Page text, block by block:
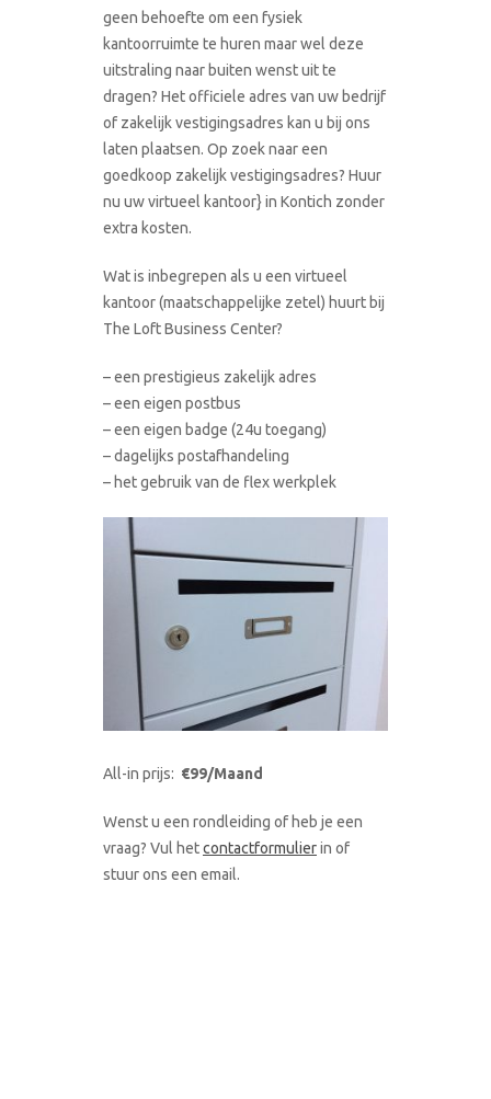
geen behoefte om een fysiek
kantoorruimte te huren maar wel deze
uitstraling naar buiten wenst uit te
dragen? Het officiele adres van uw bedrijf
of zakelijk vestigingsadres kan u bij ons
laten plaatsen. Op zoek naar een
goedkoop zakelijk vestigingsadres? Huur
nu uw virtueel kantoor} in Kontich zonder
extra kosten.
Wat is inbegrepen als u een virtueel
kantoor (maatschappelijke zetel) huurt bij
The Loft Business Center?
– een prestigieus zakelijk adres
– een eigen postbus
– een eigen badge (24u toegang)
– dagelijks postafhandeling
– het gebruik van de flex werkplek
All-in prijs: €99/Maand
Wenst u een rondleiding of heb je een
vraag? Vul hetcontactformulierin of
stuur ons een email.